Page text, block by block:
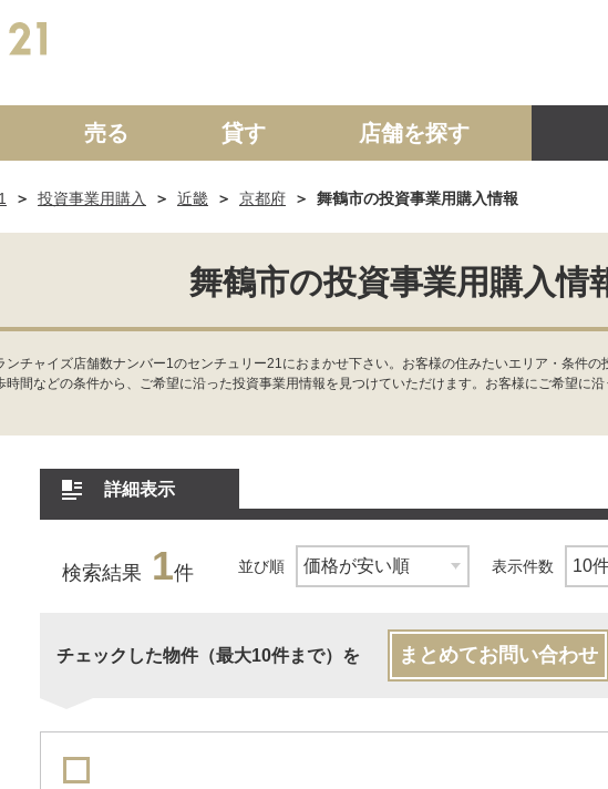
中古一戸建て マンション 土地
売る 貸す 店舗を探す
投資事業用購入 近畿 京都府 舞鶴市の投資事業用購入情報
舞鶴市の投資事業用購入情
チャイズ店舗数ナンバー1のセンチュリー21におまかせ下さい。お客様の住みたいエリア・条件
間などの条件から、ご希望に沿った投資事業用情報を見つけていただけます。お客様にご希望に
詳細表示
検索結果 1件 並び順 表示件数
チェックした物件（最大10件まで）を まとめてお問い合わせ